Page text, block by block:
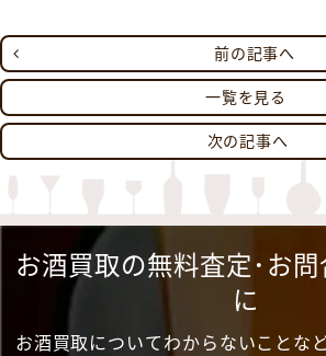
前の記事へ
一覧を見る
次の記事へ
お酒買取の無料査定･お
に
お酒買取についてわからないことな